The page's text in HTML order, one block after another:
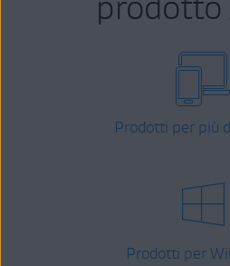
Prodotti per più
Prodotti per